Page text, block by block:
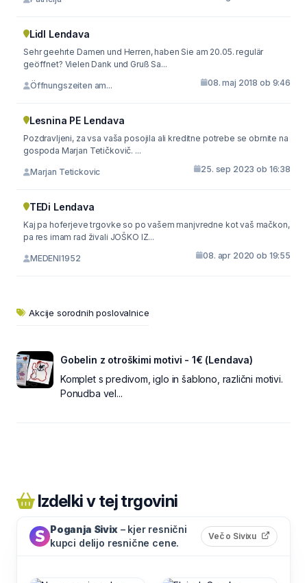
Lidl Lendava
Sehr geehrte Damen und Herren, haben Sie am 20.05. regulär
geöffnet? Vielen Dank und Gruß Sa...
Öffnungszeiten am... 08. maj 2018 ob 9:46
Lesnina PE Lendava
Pozdravljeni, za vsa vaša posojila ali kreditne potrebe se obrnite na
gospoda Marjan Tetičkovič. ...
Marjan Tetickovic 25. sep 2023 ob 16:38
TEDi Lendava
Kaj pa hoferjeve trgovke so po vašem manjvredne kot vaš mačkon,
pa res imam rad živali JOŠKO IZ...
MEDENI1952 08. apr 2020 ob 19:55
Akcije sorodnih poslovalnice
Gobelin z otroškimi motivi - 1€ (Lendava)
Komplet s predivom, iglo in šablono, različni motivi.
Ponudba vel...
Izdelki v tej trgovini
Poganja Sivix – kjer resnični
kupci delijo resnične cene.
Več o Sivixu (odpre